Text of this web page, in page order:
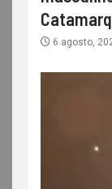
6 agosto,